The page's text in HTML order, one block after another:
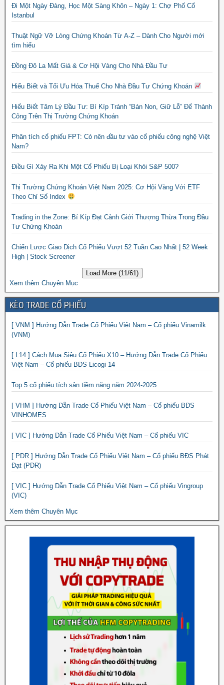
Đi Một Ngày Đàng, Học Một Sàng Khôn – Ngày 1: Chợ Phố Cổ
Istanbul
Thuật Ngữ Vỡ Lòng Chứng Khoán Từ A-Z – Dành Cho Người mới
tìm hiểu
Đồng Đô La Mất Giá & Cơ Hội Vàng Cho Nhà Đầu Tư
Hiểu Biết và Tối Ưu Hóa Thuế Cho Nhà Đầu Tư Chứng Khoán
Hiểu Biết Tâm Lý Đầu Tư: Bí Kíp Tránh “Bán Non, Giữ Lỗ” Để Thành
Công Trên Thị Trường Chứng Khoán
Phân tích cổ phiếu FPT: Có nên đầu tư vào cổ phiếu công nghệ Việt
Nam?
Điều Gì Xảy Ra Khi Một Cổ Phiếu Bị Loại Khỏi S&P 500?
Thị Trường Chứng Khoán Việt Nam 2025: Cơ Hội Vàng Với ETF
Theo Chỉ Số Index
Trading in the Zone: Bí Kíp Đạt Cảnh Giới Thượng Thừa Trong Đầu
Tư Chứng Khoán
Chiến Lược Giao Dịch Cổ Phiếu Vượt 52 Tuần Cao Nhất | 52 Week
High | Stock Screener
Load More (11/61)
Xem thêm Chuyên Mục
KÈO TRADE CỔ PHIẾU
[ VNM ] Hướng Dẫn Trade Cổ Phiếu Việt Nam – Cổ phiếu Vinamilk
(VNM)
[ L14 ] Cách Mua Siêu Cổ Phiếu X10 – Hướng Dẫn Trade Cổ Phiếu
Việt Nam – Cổ phiếu BĐS Licogi 14
Top 5 cổ phiếu tích sản tiềm năng năm 2024-2025
[ VHM ] Hướng Dẫn Trade Cổ Phiếu Việt Nam – Cổ phiếu BĐS
VINHOMES
[ VIC ] Hướng Dẫn Trade Cổ Phiếu Việt Nam – Cổ phiếu VIC
[ PDR ] Hướng Dẫn Trade Cổ Phiếu Việt Nam – Cổ phiếu BĐS Phát
Đạt (PDR)
[ VIC ] Hướng Dẫn Trade Cổ Phiếu Việt Nam – Cổ phiếu Vingroup
(VIC)
Xem thêm Chuyên Mục